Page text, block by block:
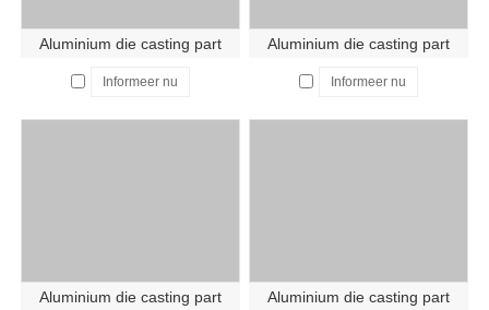
Aluminium die casting part
Informeer nu
Aluminium die casting part
Informeer nu
Aluminium die casting part Aluminium die casting part